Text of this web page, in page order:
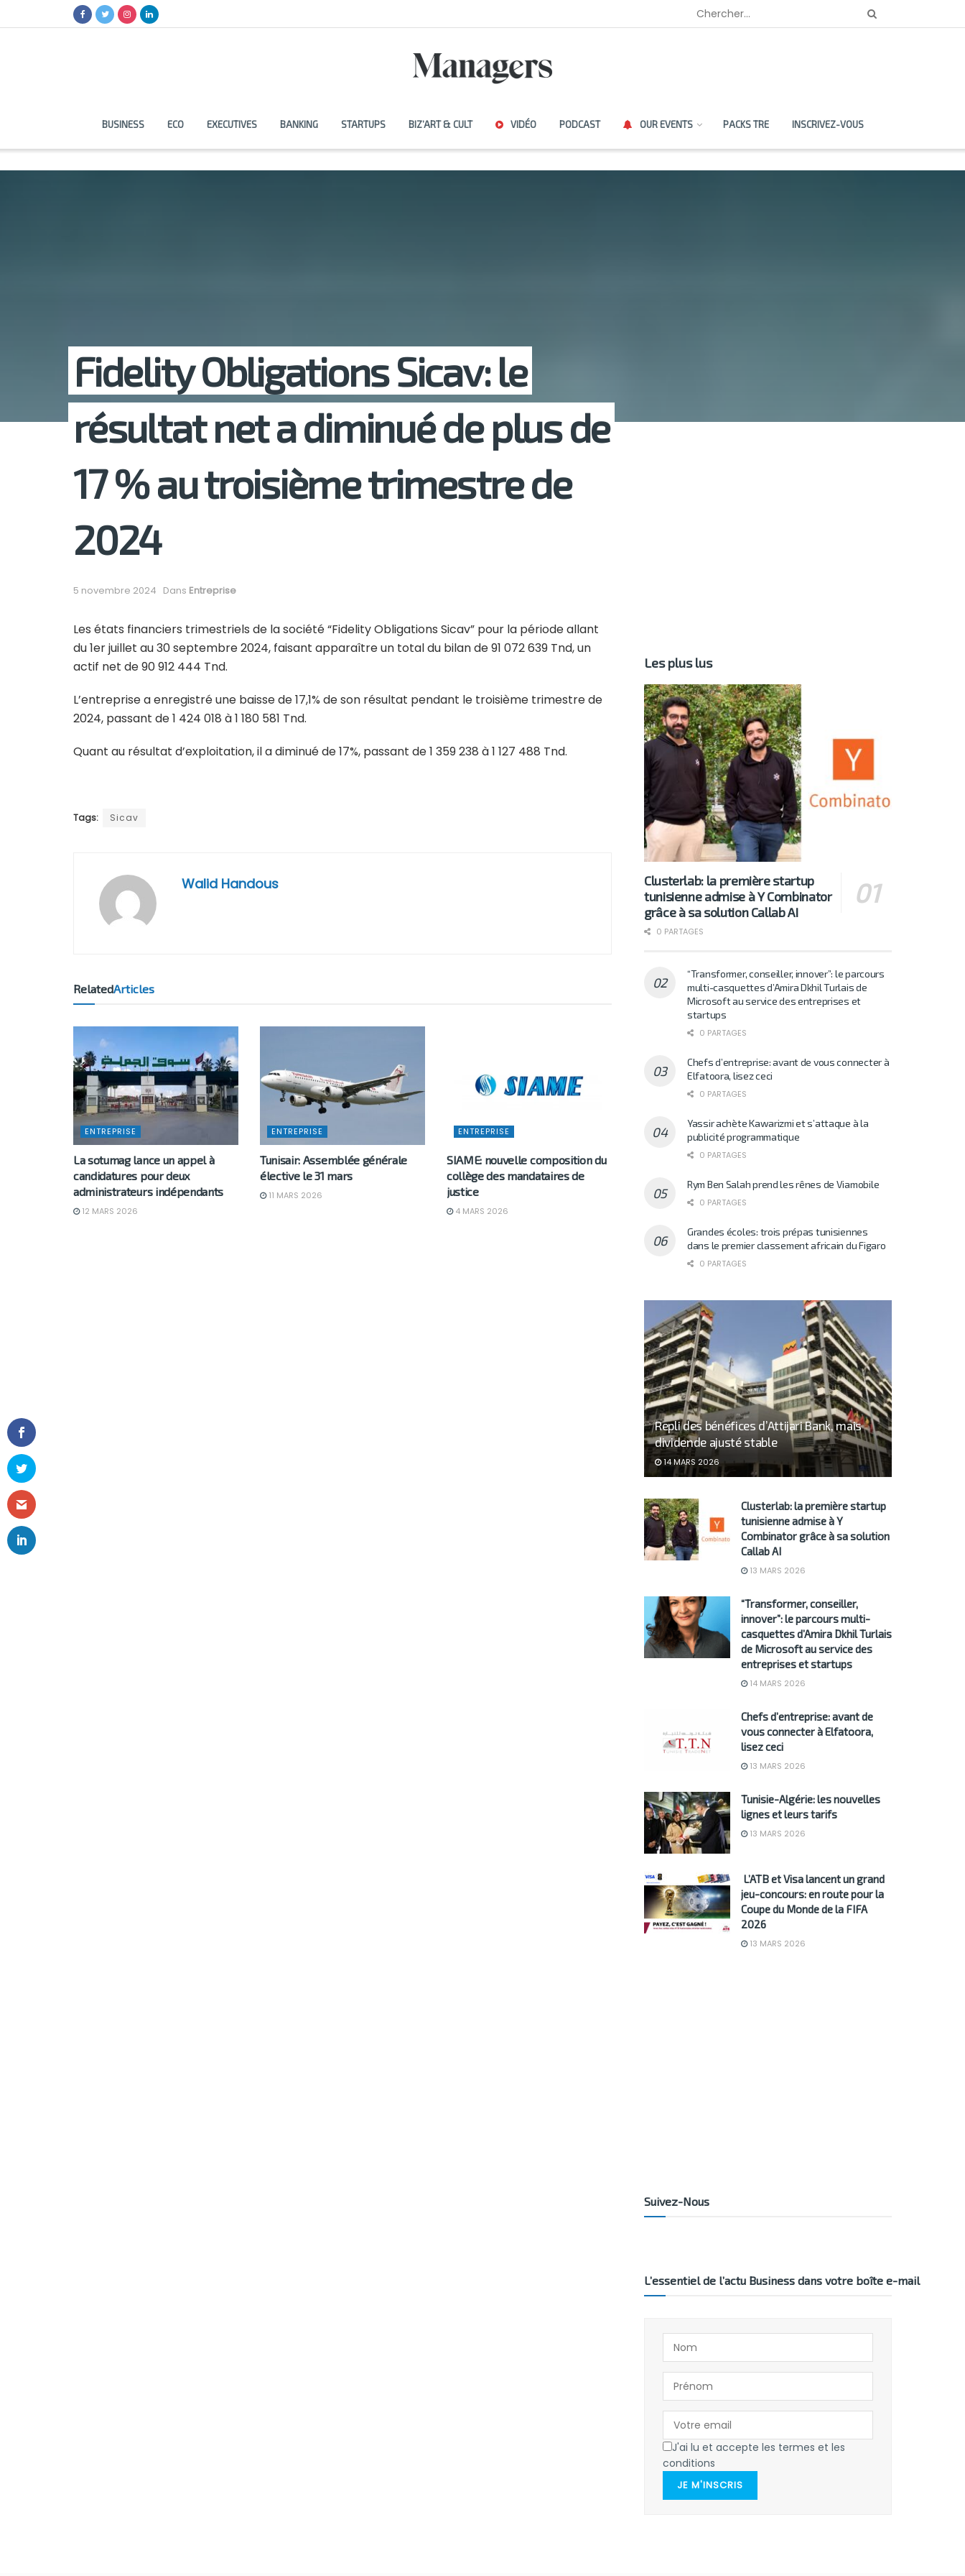
BUSINESS ECO EXECUTIVES BANKING STARTUPS BIZ’ART & CULT VIDÉO PODCAST OUR EVENTS PACKS TRE INSCRIVEZ-VOUS
Fidelity Obligations Sicav: le
résultat net a diminué de plus de
17 % au troisième trimestre de
2024
5 novembre 2024 Dans Entreprise
Les états financiers trimestriels de la société “Fidelity Obligations Sicav” pour la période allant
du 1er juillet au 30 septembre 2024, faisant apparaître un total du bilan de 91 072 639 Tnd, un
actif net de 90 912 444 Tnd.
L’entreprise a enregistré une baisse de 17,1% de son résultat pendant le troisième trimestre de
2024, passant de 1 424 018 à 1 180 581 Tnd.
Quant au résultat d’exploitation, il a diminué de 17%, passant de 1 359 238 à 1 127 488 Tnd.
Tags: Sicav
Walid Handous
RelatedArticles
ENTREPRISE
La sotumag lance un appel à
candidatures pour deux
administrateurs indépendants
12 MARS 2026
ENTREPRISE
Tunisair: Assemblée générale
élective le 31 mars
11 MARS 2026
ENTREPRISE
SIAME: nouvelle composition du
collège des mandataires de
justice
4 MARS 2026
Les plus lus
Clusterlab: la première startup
tunisienne admise à Y Combinator
grâce à sa solution Callab AI
0 PARTAGES
“Transformer, conseiller, innover”: le parcours
multi-casquettes d’Amira Dkhil Turlais de
Microsoft au service des entreprises et
startups
0 PARTAGES
Chefs d’entreprise: avant de vous connecter à
Elfatoora, lisez ceci
0 PARTAGES
Yassir achète Kawarizmi et s’attaque à la
publicité programmatique
0 PARTAGES
Rym Ben Salah prend les rênes de Viamobile
0 PARTAGES
Grandes écoles: trois prépas tunisiennes
dans le premier classement africain du Figaro
0 PARTAGES
Repli des bénéfices d’Attijari Bank, mais
dividende ajusté stable
14 MARS 2026
Clusterlab: la première startup
tunisienne admise à Y
Combinator grâce à sa solution
Callab AI
13 MARS 2026
“Transformer, conseiller,
innover”: le parcours multi-
casquettes d’Amira Dkhil Turlais
de Microsoft au service des
entreprises et startups
14 MARS 2026
Chefs d’entreprise: avant de
vous connecter à Elfatoora,
lisez ceci
13 MARS 2026
Tunisie-Algérie: les nouvelles
lignes et leurs tarifs
13 MARS 2026
L’ATB et Visa lancent un grand
jeu-concours: en route pour la
Coupe du Monde de la FIFA
2026
13 MARS 2026
Suivez-Nous
L’essentiel de l’actu Business dans votre boîte e-mail
J'ai lu et accepte les termes et les
conditions
JE M'INSCRIS